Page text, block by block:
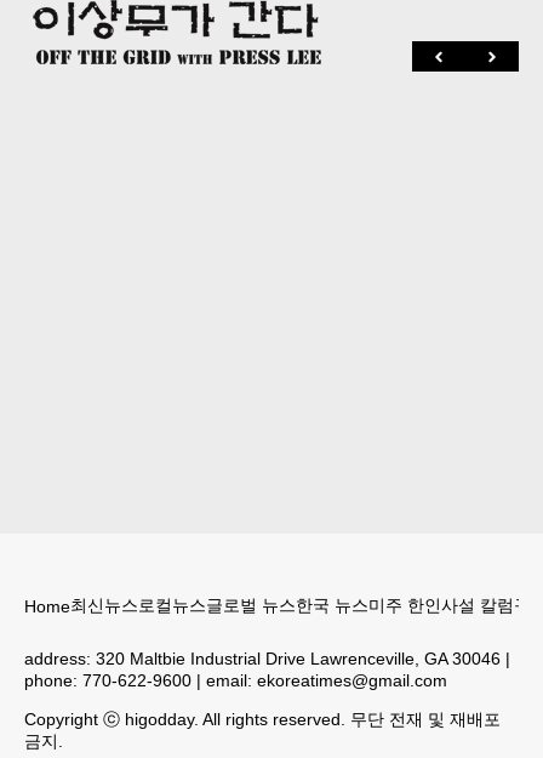
Home최신뉴스로컬뉴스글로벌 뉴스한국 뉴스미주 한인사설 칼럼구
address: 320 Maltbie Industrial Drive Lawrenceville, GA 30046 |
phone: 770-622-9600 | email: ekoreatimes@gmail.com
Copyright ⓒ higodday. All rights reserved. 무단 전재 및 재배포
금지.